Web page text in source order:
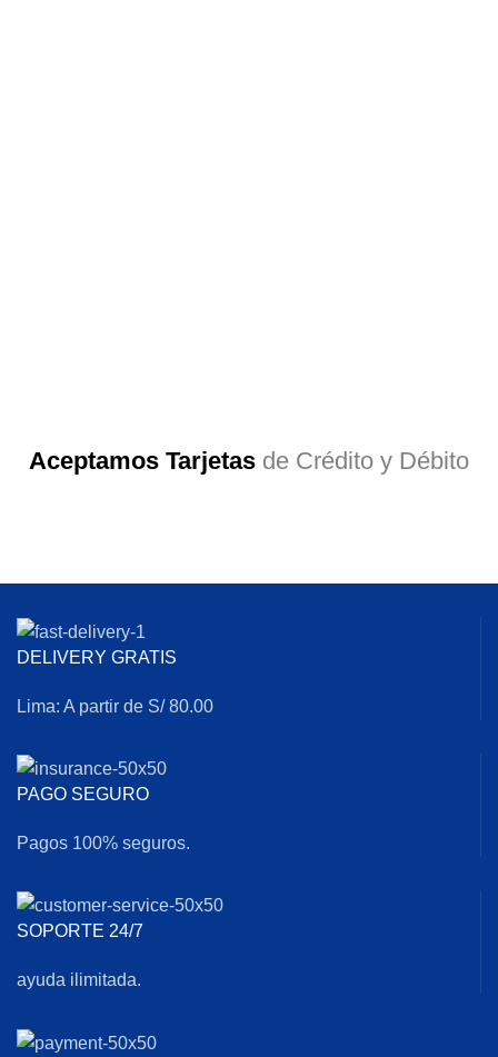
Aceptamos Tarjetas de Crédito y Débito
DELIVERY GRATIS
Lima: A partir de S/ 80.00
PAGO SEGURO
Pagos 100% seguros.
SOPORTE 24/7
ayuda ilimitada.